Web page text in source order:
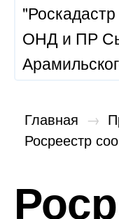
"Роскадастр
ОНД и ПР
Главная →
Росреестр